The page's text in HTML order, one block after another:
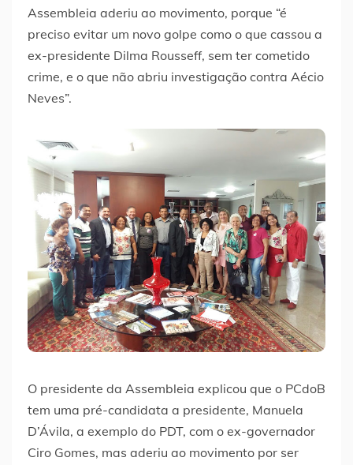
Assembleia aderiu ao movimento, porque “é
preciso evitar um novo golpe como o que cassou a
ex-presidente Dilma Rousseff, sem ter cometido
crime, e o que não abriu investigação contra Aécio
Neves”.
O presidente da Assembleia explicou que o PCdoB
tem uma pré-candidata a presidente, Manuela
D’Ávila, a exemplo do PDT, com o ex-governador
Ciro Gomes, mas aderiu ao movimento por ser